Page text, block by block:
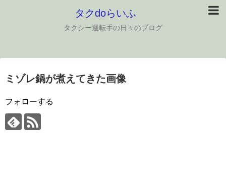
タクdoらいふ
タクシー運転手の日々のブログ
ミゾレ鍋が煮えてきた画像
フォローする